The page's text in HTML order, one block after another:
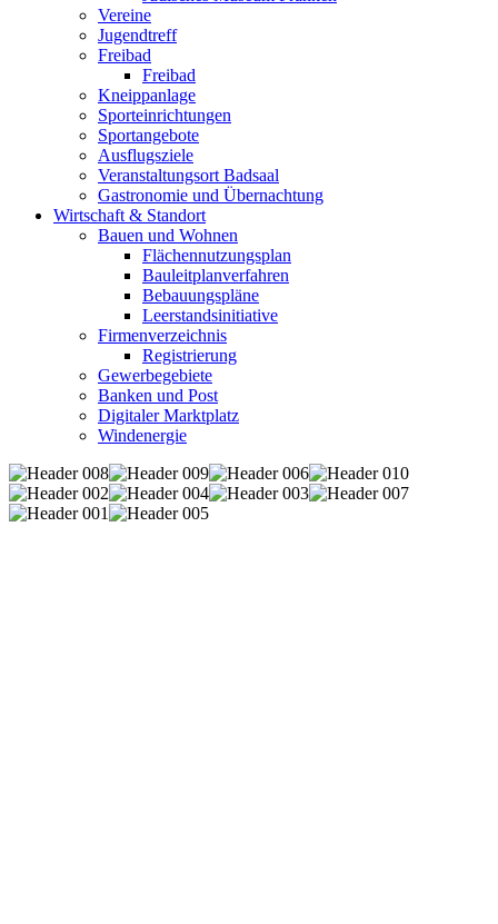
Vereine
Jugendtreff
Freibad
Freibad
Kneippanlage
Sporteinrichtungen
Sportangebote
Ausflugsziele
Veranstaltungsort Badsaal
Gastronomie und Übernachtung
Wirtschaft & Standort
Bauen und Wohnen
Flächennutzungsplan
Bauleitplanverfahren
Bebauungspläne
Leerstandsinitiative
Firmenverzeichnis
Registrierung
Gewerbegebiete
Banken und Post
Digitaler Marktplatz
Windenergie